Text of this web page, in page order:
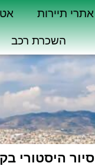
אתרי תיירות
השכרת רכב
סיור היסטורי